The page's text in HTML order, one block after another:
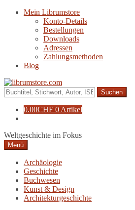
Navigation
Zum
Mein Librumstore
Konto-Details
Bestellungen
Downloads
Adressen
Zahlungsmethoden
Blog
Suche
nach:
0.00CHF 0 Artikel
Weltgeschichte im Fokus
Menü
Archäologie
Geschichte
Buchwesen
Kunst & Design
Architekturgeschichte